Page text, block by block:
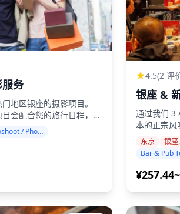
供轮椅和
者、情侣、家庭或团体
会减少拍摄
摄地点的
交付 - 现在
取消 让我们以便捷的交通和专业的摄影技术捕捉您
在东京的回
务
地区银座的摄影项目。
会配合您的旅行日程，捕
・摄影服务可
，最多可提前3天预订。
会说英语、中文或韩语的
拍摄提供了一个精致的背
Photoshoot / Photo tour
4.5(2 评
银座 &
通过我们 3
本的正宗风
带领下，
从未发现的隐藏当
行体验**
本不同地
地美食**：
- **隐藏的
东京 银座
Bar & Pub
¥257.44~